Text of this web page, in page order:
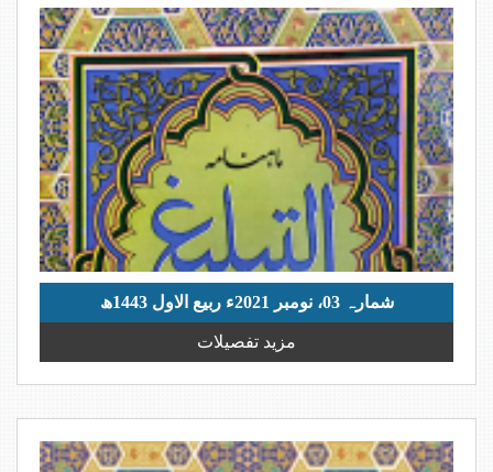
شمارہ 03، نومبر 2021ء ربیع الاول 1443ھ
مزید تفصیلات